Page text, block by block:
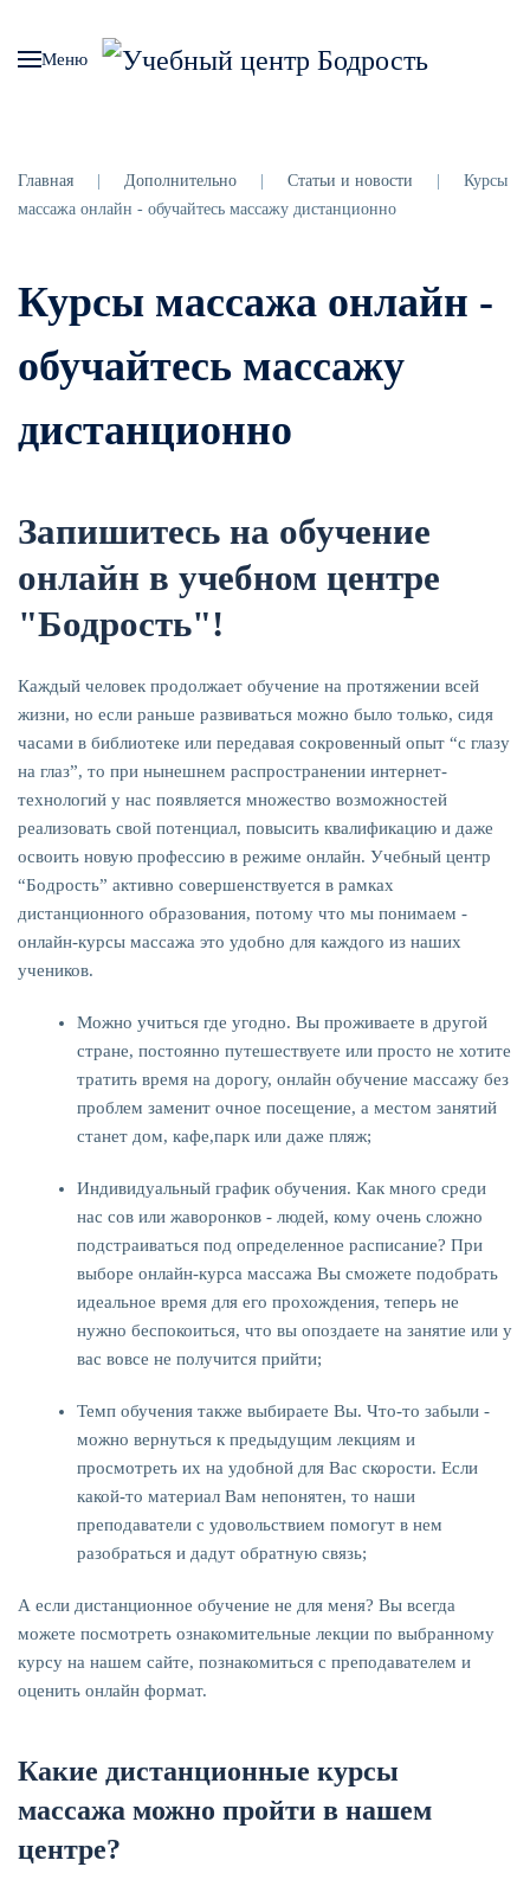
Меню
Главная Дополнительно Статьи и новости
Курсы
массажа онлайн - обучайтесь массажу дистанционно
Курсы массажа онлайн -
обучайтесь массажу
дистанционно
Запишитесь на обучение
онлайн в учебном центре
"Бодрость"!
Каждый человек продолжает обучение на протяжении всей
жизни, но если раньше развиваться можно было только, сидя
часами в библиотеке или передавая сокровенный опыт “с глазу
на глаз”, то при нынешнем распространении интернет-
технологий у нас появляется множество возможностей
реализовать свой потенциал, повысить квалификацию и даже
освоить новую профессию в режиме онлайн. Учебный центр
“Бодрость” активно совершенствуется в рамках
дистанционного образования, потому что мы понимаем -
онлайн-курсы массажа это удобно для каждого из наших
учеников.
Можно учиться где угодно. Вы проживаете в другой
стране, постоянно путешествуете или просто не хотите
тратить время на дорогу, онлайн обучение массажу без
проблем заменит очное посещение, а местом занятий
станет дом, кафе,парк или даже пляж;
Индивидуальный график обучения. Как много среди
нас сов или жаворонков - людей, кому очень сложно
подстраиваться под определенное расписание? При
выборе онлайн-курса массажа Вы сможете подобрать
идеальное время для его прохождения, теперь не
нужно беспокоиться, что вы опоздаете на занятие или у
вас вовсе не получится прийти;
Темп обучения также выбираете Вы. Что-то забыли -
можно вернуться к предыдущим лекциям и
просмотреть их на удобной для Вас скорости. Если
какой-то материал Вам непонятен, то наши
преподаватели с удовольствием помогут в нем
разобраться и дадут обратную связь;
А если дистанционное обучение не для меня? Вы всегда
можете посмотреть ознакомительные лекции по выбранному
курсу на нашем сайте, познакомиться с преподавателем и
оценить онлайн формат.
Какие дистанционные курсы
массажа можно пройти в нашем
центре?